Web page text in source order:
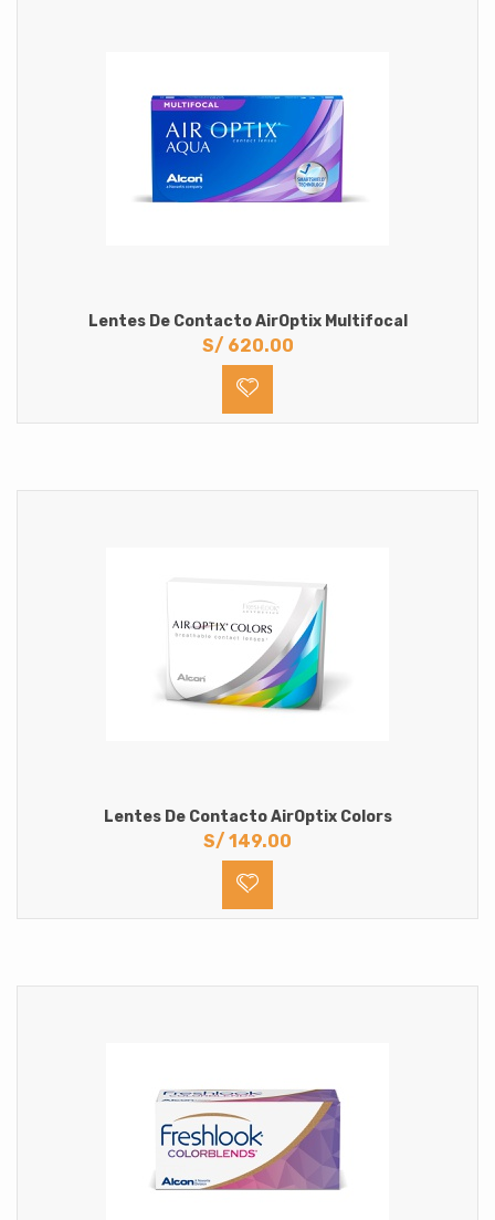
Lentes De Contacto AirOptix Multifocal
S/ 620.00
Lentes De Contacto AirOptix Colors
S/ 149.00